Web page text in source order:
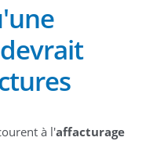
à l'affacturage